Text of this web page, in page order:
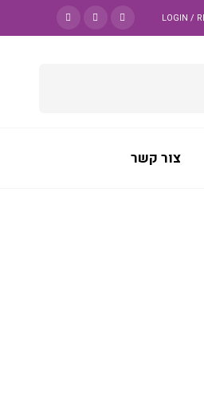
LOGIN /
צור קשר